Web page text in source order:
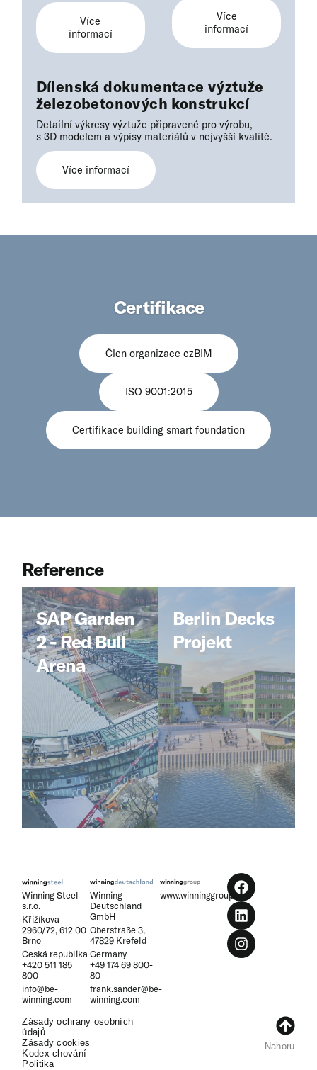
Více
informací
Více
informací
Dílenská dokumentace výztuže
železobetonových konstrukcí
Detailní výkresy výztuže připravené pro výrobu,
s 3D modelem a výpisy materiálů v nejvyšší kvalitě.
Více informací
Certifikace
Člen organizace czBIM
ISO 9001:2015
Certifikace building smart foundation
Reference
SAP Garden
2 - Red Bull
Arena
SAP Garden
2 - Red Bull
Arena
Mnichov, Německo
→
Berlin Decks
Projekt
Berlin Decks
Projekt
Berlín, Německo
→
Winning Steel
s.r.o.
Křižíkova
2960/72, 612 00
Brno
Česká republika
+420 511 185
800
info@be-
winning.com
Winning
Deutschland
GmbH
Oberstraße 3,
47829 Krefeld
Germany
+49 174 69 800-
80
frank.sander@be-
winning.com
www.winninggroup.cz
Zásady ochrany osobních
údajů
Zásady cookies
Kodex chování
Politika
Nahoru